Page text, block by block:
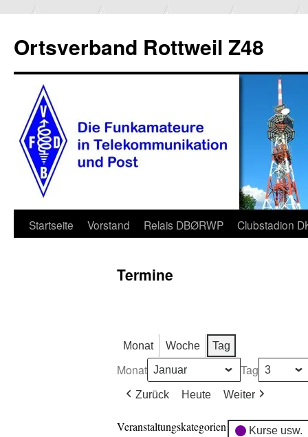
Ortsverband Rottweil Z48
Zum
Startseite Vorstand Relais DBØRWP Clubstadion
Termine
Monat Woche Tag
Monat Tag
Zurück Heute Weiter
Veranstaltungskategorien Kurse usw.